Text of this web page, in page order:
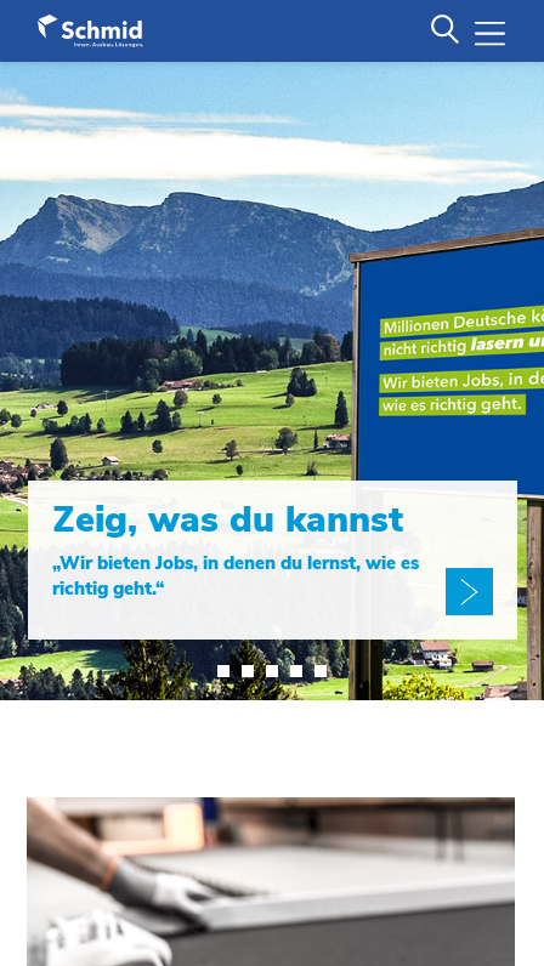
Zeig, was du kannst
„Wir bieten Jobs, in denen du lernst, wie es
richtig geht.“
Button